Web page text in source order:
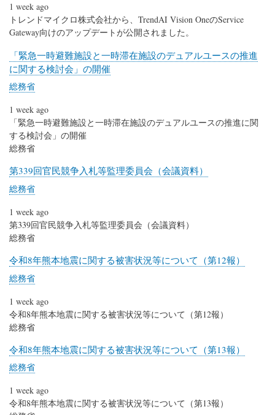
1 week ago
トレンドマイクロ株式会社から、TrendAI Vision OneのService
Gateway向けのアップデートが公開されました。
「緊急一時避難施設と一時滞在施設のデュアルユースの推進
に関する検討会」の開催
総務省
1 week ago
「緊急一時避難施設と一時滞在施設のデュアルユースの推進に関
する検討会」の開催
総務省
第339回官民競争入札等監理委員会（会議資料）
総務省
1 week ago
第339回官民競争入札等監理委員会（会議資料）
総務省
令和8年熊本地震に関する被害状況等について（第12報）
総務省
1 week ago
令和8年熊本地震に関する被害状況等について（第12報）
総務省
令和8年熊本地震に関する被害状況等について（第13報）
総務省
1 week ago
令和8年熊本地震に関する被害状況等について（第13報）